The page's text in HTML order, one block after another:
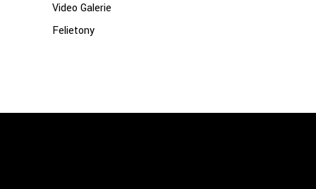
Video Galerie
Felietony